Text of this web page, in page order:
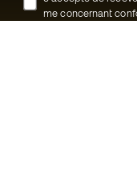
me concernant